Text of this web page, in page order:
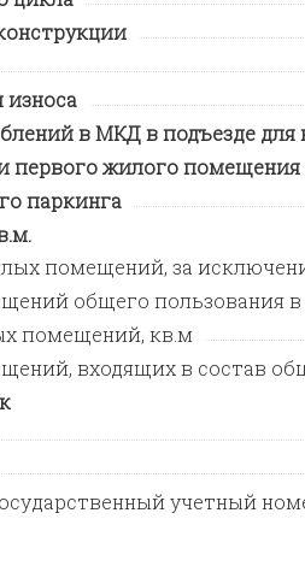
износа
в МКД в подъезде
первого жилого помещения
паркинга
помещений, за
общего пользования
помещений, кв.м
входящих в состав
учетный